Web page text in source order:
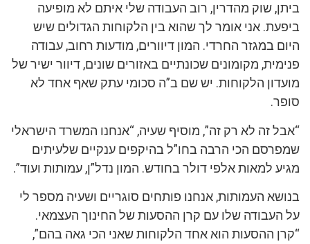
ביתן, שוק מהדרין, רוב העבודה שלי איתם לא מופיעה
ביפעת. אני אומר לך שהוא בין הלקוחות הגדולים שיש
היום במגזר החרדי. המון דיוורים, מודעות רחוב, עבודה
פנימית, מקומונים שכונתיים באזורים שונים, דיוור ישיר של
מועדון הלקוחות. יש שם ב”ה סכומי עתק שאף אחד לא
סופר.
“אבל זה לא רק זה”, מוסיף שעיה, “אנחנו המשרד הישראלי
שמפרסם הכי הרבה בחו”ל בהיקפים ענקיים שלעיתים
מגיע למאות אלפי דולר בחודש. המון נדל”ן, עמותות ועוד”.
בנושא העמותות, אנחנו פותחים סוגריים ושעיה מספר לי
על העבודה שלו עם קרן ההסעות של החינוך העצמאי.
“קרן ההסעות הוא אחד הלקוחות שאני הכי גאה בהם”,